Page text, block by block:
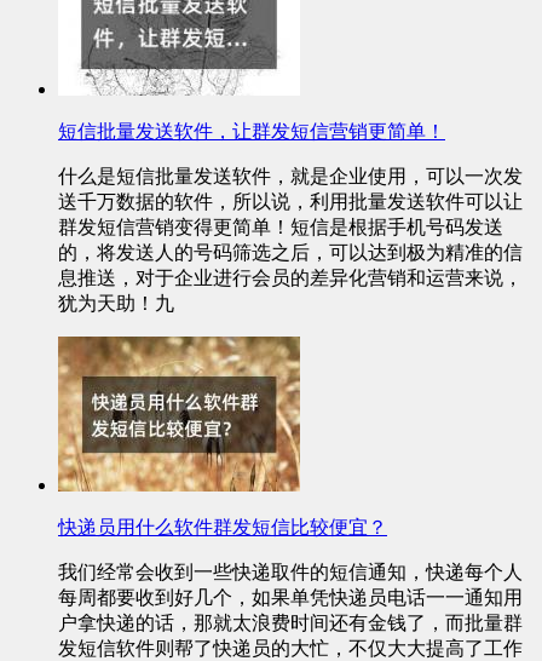
短信批量发送软件，让群发短信营销更简单！
什么是短信批量发送软件，就是企业使用，可以一次发
送千万数据的软件，所以说，利用批量发送软件可以让
群发短信营销变得更简单！短信是根据手机号码发送
的，将发送人的号码筛选之后，可以达到极为精准的信
息推送，对于企业进行会员的差异化营销和运营来说，
犹为天助！九
快递员用什么软件群发短信比较便宜？
我们经常会收到一些快递取件的短信通知，快递每个人
每周都要收到好几个，如果单凭快递员电话一一通知用
户拿快递的话，那就太浪费时间还有金钱了，而批量群
发短信软件则帮了快递员的大忙，不仅大大提高了工作